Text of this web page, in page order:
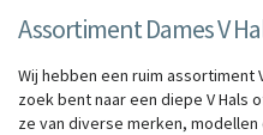
Assortiment Dames V
Wij hebben een ruim assortiment
zoek bent naar een diepe V Hals
ze van diverse merken, modellen